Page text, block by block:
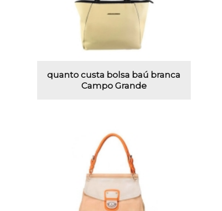
quanto custa bolsa baú branca
Campo Grande